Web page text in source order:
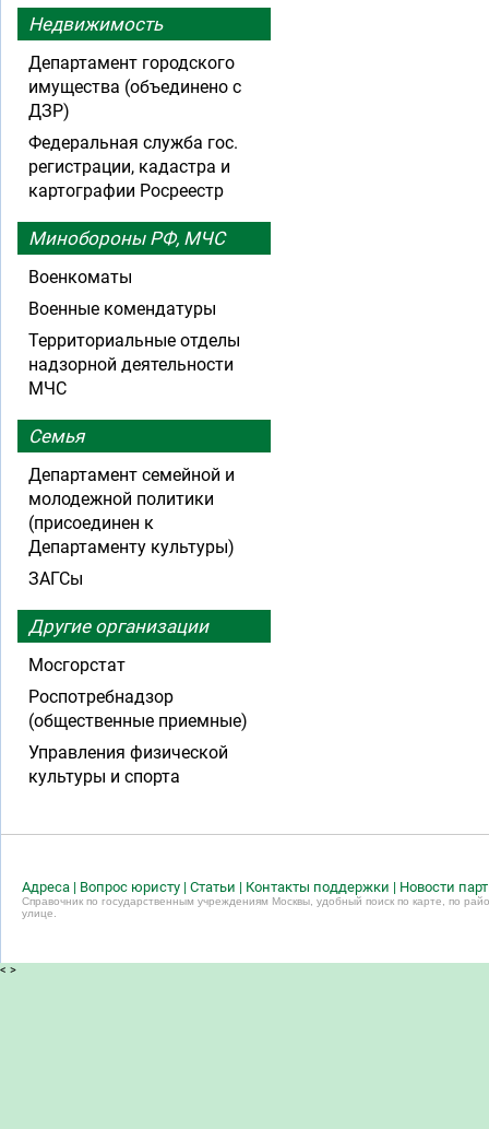
Недвижимость
Департамент городского
имущества (объединено с
ДЗР)
Федеральная служба гос.
регистрации, кадастра и
картографии Росреестр
Минобороны РФ, МЧС
Военкоматы
Военные комендатуры
Территориальные отделы
надзорной деятельности
МЧС
Семья
Департамент семейной и
молодежной политики
(присоединен к
Департаменту культуры)
ЗАГСы
Другие организации
Мосгорстат
Роспотребнадзор
(общественные приемные)
Управления физической
культуры и спорта
Адреса | Вопрос юристу | Статьи | Контакты поддержки | Новости
Справочник по государственным учреждениям Москвы, удобный поиск по карте, по
улице.
< >